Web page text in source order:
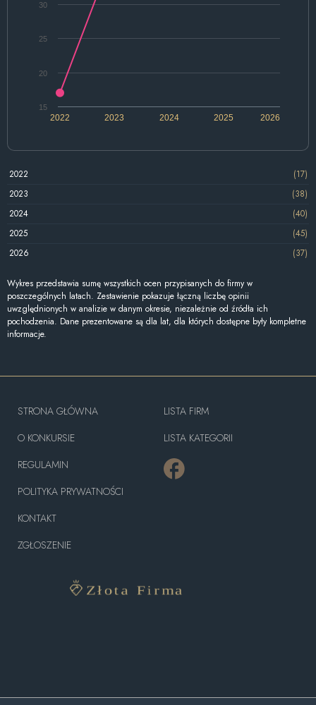
2022 2024 2026
2023 2025
15
20
25
30
2022
(17)
2023
(38)
2024
(40)
2025
(45)
2026
(37)
Wykres przedstawia sumę wszystkich ocen przypisanych do firmy w
poszczególnych latach. Zestawienie pokazuje łączną liczbę opinii
uwzględnionych w analizie w danym okresie, niezależnie od źródła ich
pochodzenia. Dane prezentowane są dla lat, dla których dostępne były kompletne
informacje.
STRONA GŁÓWNA
O KONKURSIE
REGULAMIN
POLITYKA PRYWATNOŚCI
KONTAKT
ZGŁOSZENIE
LISTA FIRM
LISTA KATEGORII